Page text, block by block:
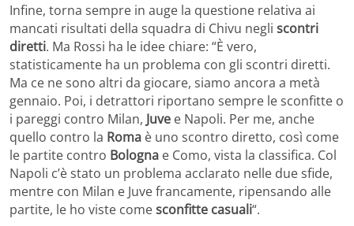
Infine, torna sempre in auge la questione relativa ai
mancati risultati della squadra di Chivu negli scontri
diretti. Ma Rossi ha le idee chiare: “È vero,
statisticamente ha un problema con gli scontri diretti.
Ma ce ne sono altri da giocare, siamo ancora a metà
gennaio. Poi, i detrattori riportano sempre le sconfitte o
i pareggi contro Milan, Juve e Napoli. Per me, anche
quello contro la Roma è uno scontro diretto, così come
le partite contro Bologna e Como, vista la classifica. Col
Napoli c’è stato un problema acclarato nelle due sfide,
mentre con Milan e Juve francamente, ripensando alle
partite, le ho viste comesconfitte casuali“.